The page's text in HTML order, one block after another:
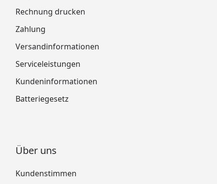
Rechnung drucken
Zahlung
Versandinformationen
Serviceleistungen
Kundeninformationen
Batteriegesetz
Über uns
Kundenstimmen